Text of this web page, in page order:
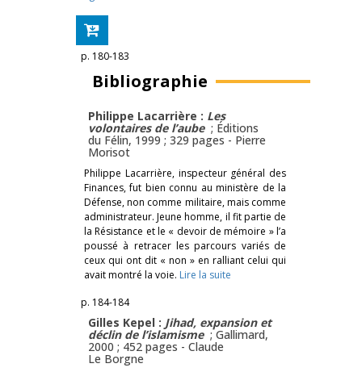
p. 180-183
Bibliographie
Philippe Lacarrière : Les
volontaires de l’aube ; Éditions
du Félin, 1999 ; 329 pages - Pierre
Morisot
Philippe Lacarrière, inspecteur général des
Finances, fut bien connu au ministère de la
Défense, non comme militaire, mais comme
administrateur. Jeune homme, il fit partie de
la Résistance et le « devoir de mémoire » l’a
poussé à retracer les parcours variés de
ceux qui ont dit « non » en ralliant celui qui
avait montré la voie. Lire la suite
p. 184-184
Gilles Kepel : Jihad, expansion et
déclin de l’islamisme ; Gallimard,
2000 ; 452 pages - Claude
Le Borgne